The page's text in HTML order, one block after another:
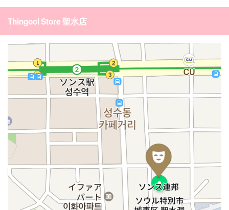
Thingool Store 聖水店